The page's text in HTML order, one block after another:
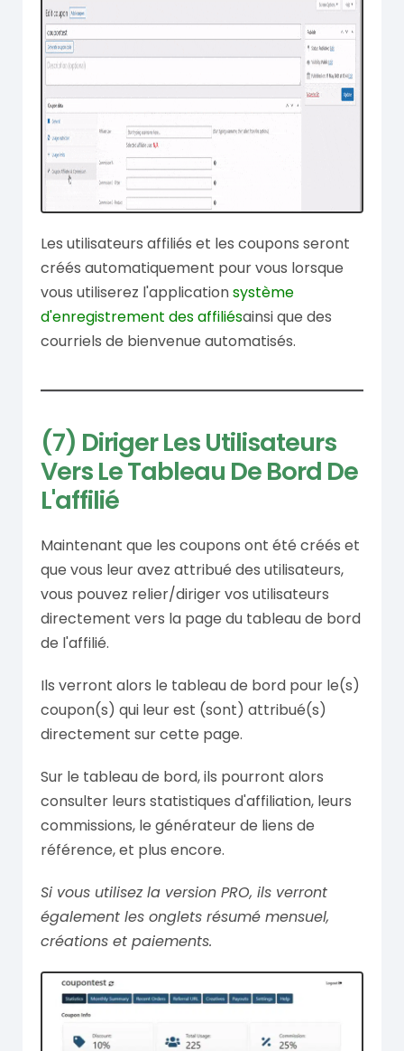
Les utilisateurs affiliés et les coupons seront
créés automatiquement pour vous lorsque
vous utiliserez l'applicationsystème
d'enregistrement des affiliésainsi que des
courriels de bienvenue automatisés.
(7) Diriger Les Utilisateurs
Vers Le Tableau De Bord De
L'affilié
Maintenant que les coupons ont été créés et
que vous leur avez attribué des utilisateurs,
vous pouvez relier/diriger vos utilisateurs
directement vers la page du tableau de bord
de l'affilié.
Ils verront alors le tableau de bord pour le(s)
coupon(s) qui leur est (sont) attribué(s)
directement sur cette page.
Sur le tableau de bord, ils pourront alors
consulter leurs statistiques d'affiliation, leurs
commissions, le générateur de liens de
référence, et plus encore.
Si vous utilisez la version PRO, ils verront
également les onglets résumé mensuel,
créations et paiements.